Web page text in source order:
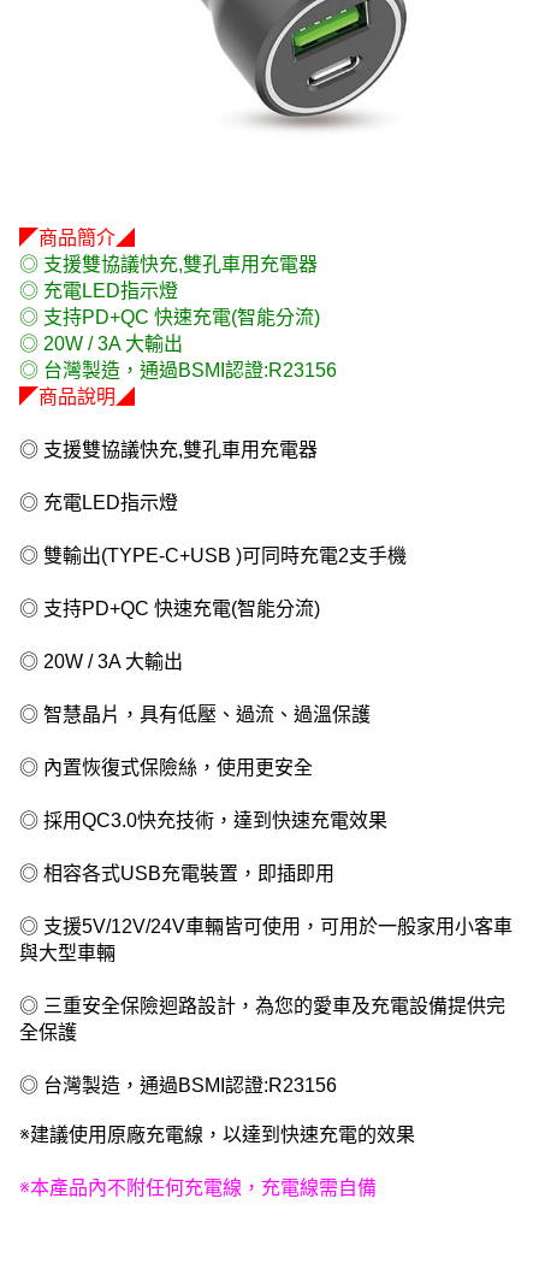
◤商品簡介◢
◎ 支援雙協議快充,雙孔車用充電器
◎ 充電LED指示燈
◎ 支持PD+QC 快速充電(智能分流)
◎ 20W / 3A 大輸出
◎ 台灣製造，通過BSMI認證:R23156
◤商品說明◢
◎ 支援雙協議快充,雙孔車用充電器
◎ 充電LED指示燈
◎ 雙輸出(TYPE-C+USB )可同時充電2支手機
◎ 支持PD+QC 快速充電(智能分流)
◎ 20W / 3A 大輸出
◎ 智慧晶片，具有低壓、過流、過溫保護
◎ 內置恢復式保險絲，使用更安全
◎ 採用QC3.0快充技術，達到快速充電效果
◎ 相容各式USB充電裝置，即插即用
◎ 支援5V/12V/24V車輛皆可使用，可用於一般家用小客車
與大型車輛
◎ 三重安全保險迴路設計，為您的愛車及充電設備提供完
全保護
◎ 台灣製造，通過BSMI認證:R23156
※建議使用原廠充電線，以達到快速充電的效果
※本產品內不附任何充電線，充電線需自備